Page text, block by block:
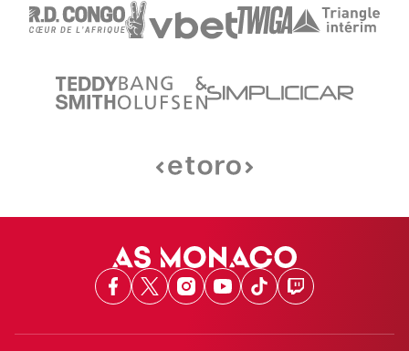
Facebook
X Instagram
Youtube
TikTokTwitch